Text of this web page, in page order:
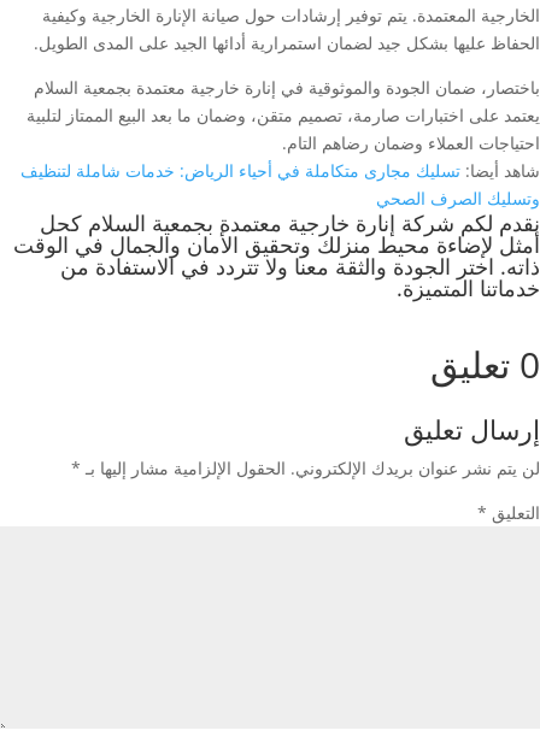
الخارجية المعتمدة. يتم توفير إرشادات حول صيانة الإنارة الخارجية وكيفية
الحفاظ عليها بشكل جيد لضمان استمرارية أدائها الجيد على المدى الطويل.
باختصار، ضمان الجودة والموثوقية في إنارة خارجية معتمدة بجمعية السلام
يعتمد على اختبارات صارمة، تصميم متقن، وضمان ما بعد البيع الممتاز لتلبية
احتياجات العملاء وضمان رضاهم التام.
شاهد أيضا: تسليك مجارى متكاملة في أحياء الرياض: خدمات شاملة لتنظيف
وتسليك الصرف الصحي
نقدم لكم شركة إنارة خارجية معتمدة بجمعية السلام كحل
أمثل لإضاءة محيط منزلك وتحقيق الأمان والجمال في الوقت
ذاته. اختر الجودة والثقة معنا ولا تتردد في الاستفادة من
خدماتنا المتميزة.
0 تعليق
إرسال تعليق
لن يتم نشر عنوان بريدك الإلكتروني. الحقول الإلزامية مشار إليها بـ *
التعليق *